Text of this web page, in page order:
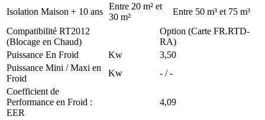
Isolation Maison + 10 ans
Entre 20 m² et
30 m²
Entre 50 m³ et 75 m³
Compatibilité RT2012
(Blocage en Chaud)
Option (Carte FR.RTD-
RA)
Puissance En Froid
Kw
3,50
Puissance Mini / Maxi en
Froid
Kw
- / -
Coefficient de
Performance en Froid :
EER
4,09